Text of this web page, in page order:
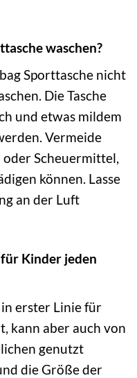
waschen?
Sporttasche nicht
Die Tasche
und etwas mildem
Vermeide
Scheuermittel,
können. Lasse
an der Luft
Kinder jeden
erster Linie für
kann aber auch von
genutzt
die Größe der